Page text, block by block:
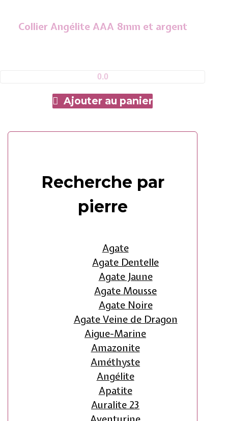
Collier Angélite AAA 8mm et argent
0.0
Ajouter au panier
Recherche par
pierre
Agate
Agate Dentelle
Agate Jaune
Agate Mousse
Agate Noire
Agate Veine de Dragon
Aigue-Marine
Amazonite
Améthyste
Angélite
Apatite
Auralite 23